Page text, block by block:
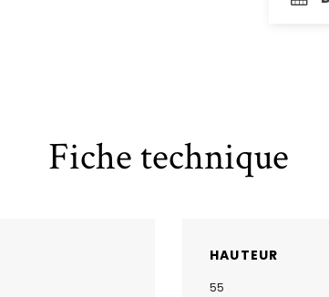
Fiche technique
HAUTEUR
55